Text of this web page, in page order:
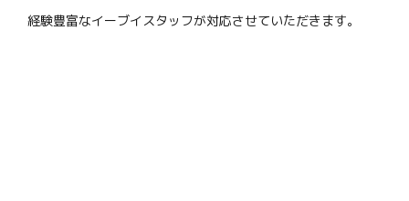
経験豊富なイーブイスタッフが対応させていただきます。